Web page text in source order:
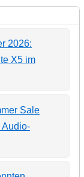
2026:
X5 im
Sale
Audio-